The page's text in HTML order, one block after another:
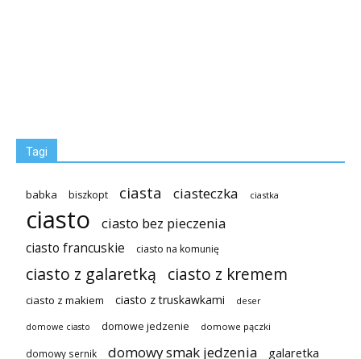
Tagi
babka biszkopt ciasta ciasteczka ciastka
ciasto ciasto bez pieczenia
ciasto francuskie ciasto na komunię
ciasto z galaretką ciasto z kremem
ciasto z makiem ciasto z truskawkami deser
domowe ciasto domowe jedzenie domowe pączki
domowy sernik domowy smak jedzenia galaretka